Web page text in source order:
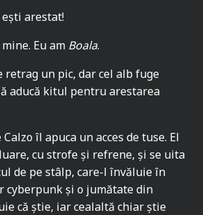
ești arestat!
Eu am Boala.
retrag un pic, dar cel alb fuge
aducă kitul pentru arestarea
îl apuca un acces de tuse. El
cu strofe și refrene, și se uita
de pe stâlp, care-l învăluie în
cyberpunk și o jumătate din
că știe, iar cealaltă chiar știe